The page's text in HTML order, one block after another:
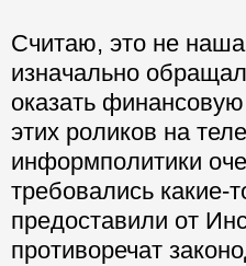
Считаю, это не
изначально
оказать
этих роликов на
информполитики
требовались
предоставили от
противоречат